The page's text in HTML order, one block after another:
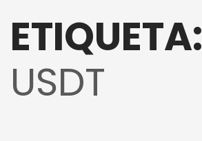
ETIQUETA:
USDT